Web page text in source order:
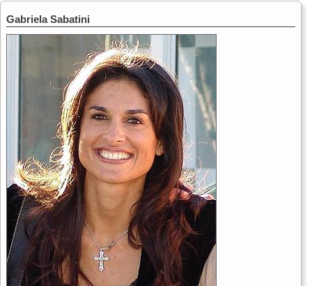
Gabriela Sabatini